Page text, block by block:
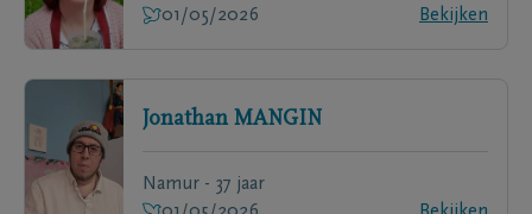
01/05/2026
Bekijken
Jonathan MANGIN
Namur - 37 jaar